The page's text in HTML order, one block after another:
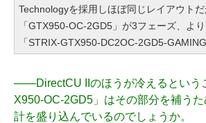
Technologyを採用しほぼ同じレイアウト
「GTX950-OC-2GD5」が3フェーズ、よ
「STRIX-GTX950-DC2OC-2GD5-
――DirectCU IIのほうが冷えるという
X950-OC-2GD5」はその部分を補う
計を盛り込んでいるのでしょうか。